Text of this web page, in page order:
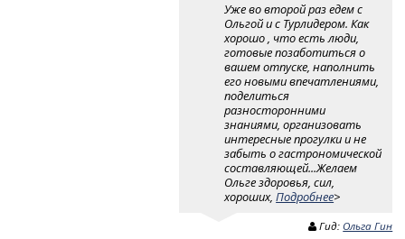
Уже во второй раз едем с
Ольгой и с Турлидером. Как
хорошо , что есть люди,
готовые позаботиться о
вашем отпуске, наполнить
его новыми впечатлениями,
поделиться
разносторонними
знаниями, организовать
интересные прогулки и не
забыть о гастрономической
составляющей...Желаем
Ольге здоровья, сил,
хороших,Подробнее>
Гид: Ольга Гин